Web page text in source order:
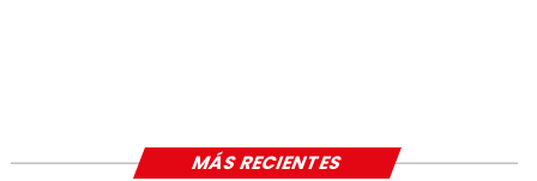
MÁS RECIENTES